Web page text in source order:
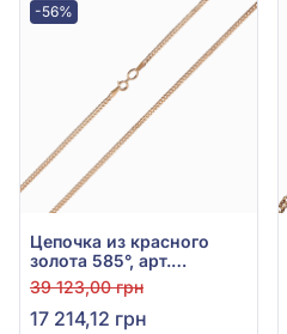
-56%
Цепочка из красного
золота 585°, арт.
ЦД126260
39 123,00 грн
17 214,12 грн